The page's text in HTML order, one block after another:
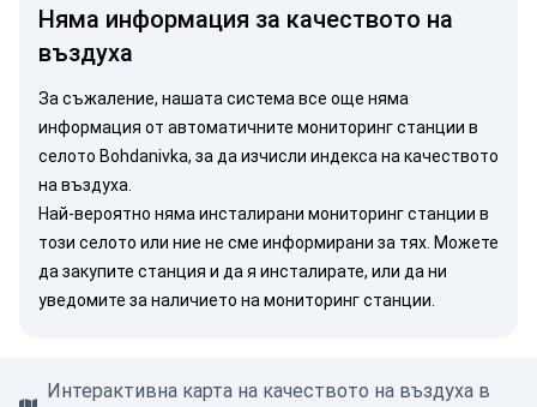
Няма информация за качеството на
въздуха
За съжаление, нашата система все още няма
информация от автоматичните мониторинг станции в
селото Bohdanivka, за да изчисли индекса на качеството
на въздуха.
Най-вероятно няма инсталирани мониторинг станции в
този селото или ние не сме информирани за тях. Можете
да закупите станция и да я инсталирате, или да ни
уведомите за наличието на мониторинг станции.
Интерактивна карта на качеството на въздуха в